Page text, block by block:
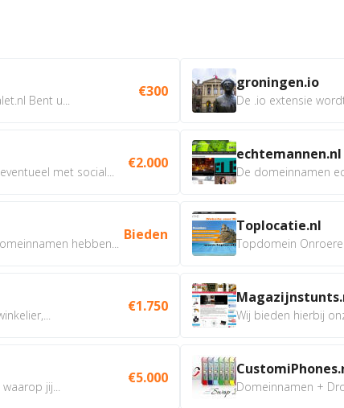
Bent u...
€300
met social...
€2.000
hebben...
Bieden
€1.750
jij...
€5.000
groningen.io
De .io extensie
echtemannen.nl
De domeinnamen
Toplocatie.nl
Topdomein
Wij bieden hierbij
Domeinnamen +